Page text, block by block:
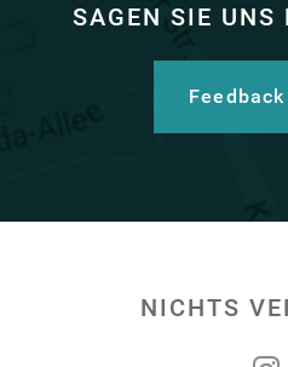
SAGEN SIE UNS
NICHTS